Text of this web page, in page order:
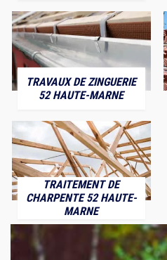
TRAVAUX DE ZINGUERIE
52 HAUTE-MARNE
TRAITEMENT DE
CHARPENTE 52 HAUTE-
MARNE